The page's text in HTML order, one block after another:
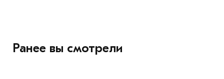
Ранее вы смотрели